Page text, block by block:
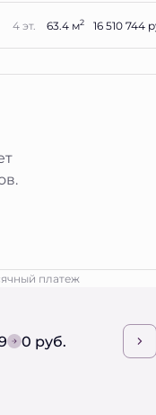
4 эт. 63.4 м2 16 510 744
платеж
0 руб.